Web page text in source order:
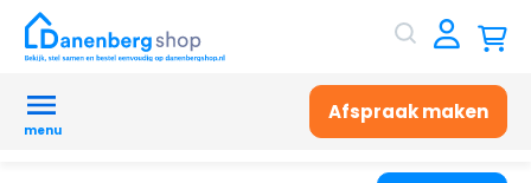
menu
Afspraak maken